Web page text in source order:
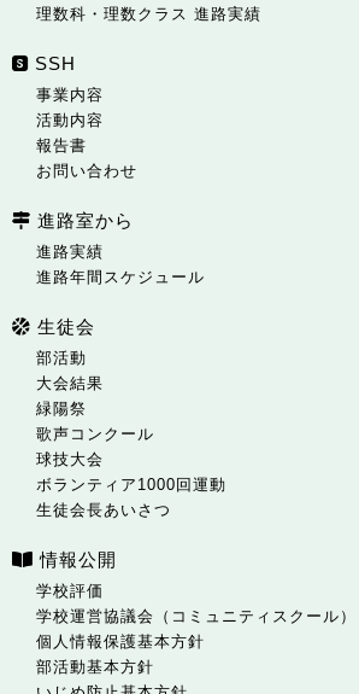
理数科・理数クラス 進路実績
SSH
事業内容
活動内容
報告書
お問い合わせ
進路室から
進路実績
進路年間スケジュール
生徒会
部活動
大会結果
緑陽祭
歌声コンクール
球技大会
ボランティア1000回運動
生徒会長あいさつ
情報公開
学校評価
学校運営協議会（コミュニティスクール）
個人情報保護基本方針
部活動基本方針